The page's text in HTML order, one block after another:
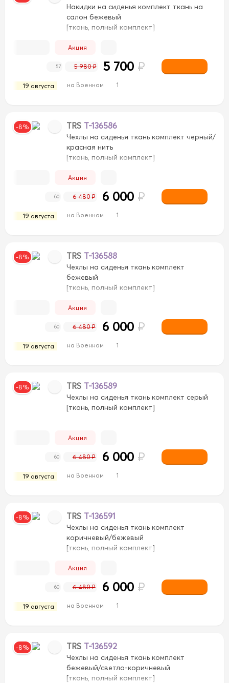
Накидки на сиденья комплект ткань на
салон бежевый
[ткань, полный комплект]
Акция
19 августа на Военном 1
57 5 980 ₽ 5 700 ₽
-8% TRS T-136586
Чехлы на сиденья ткань комплект черный/
красная нить
[ткань, полный комплект]
Акция
19 августа на Военном 1
60 6 480 ₽ 6 000 ₽
-8% TRS T-136588
Чехлы на сиденья ткань комплект
бежевый
[ткань, полный комплект]
Акция
19 августа на Военном 1
60 6 480 ₽ 6 000 ₽
-8% TRS T-136589
Чехлы на сиденья ткань комплект серый
[ткань, полный комплект]
Акция
19 августа на Военном 1
60 6 480 ₽ 6 000 ₽
-8% TRS T-136591
Чехлы на сиденья ткань комплект
коричневый/бежевый
[ткань, полный комплект]
Акция
19 августа на Военном 1
60 6 480 ₽ 6 000 ₽
-8% TRS T-136592
Чехлы на сиденья ткань комплект
бежевый/светло-коричневый
[ткань, полный комплект]